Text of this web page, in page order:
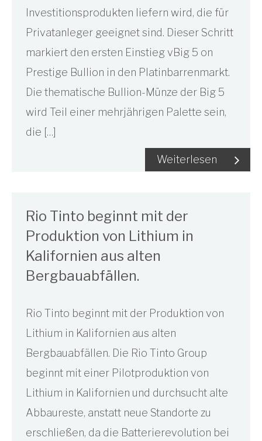
Investitionsprodukten liefern wird, die für
Privatanleger geeignet sind. Dieser Schritt
markiert den ersten Einstieg vBig 5 on
Prestige Bullion in den Platinbarrenmarkt.
Die thematische Bullion-Münze der Big 5
wird Teil einer mehrjährigen Palette sein,
die […]
Weiterlesen
Rio Tinto beginnt mit der
Produktion von Lithium in
Kalifornien aus alten
Bergbauabfällen.
Rio Tinto beginnt mit der Produktion von
Lithium in Kalifornien aus alten
Bergbauabfällen. Die Rio Tinto Group
beginnt mit einer Pilotproduktion von
Lithium in Kalifornien und durchsucht alte
Abbaureste, anstatt neue Standorte zu
erschließen, da die Batterierevolution bei